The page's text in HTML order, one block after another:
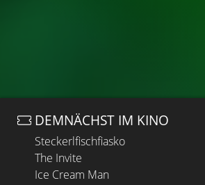
DEMNÄCHST IM KINO
Steckerlfischfiasko
The Invite
Ice Cream Man